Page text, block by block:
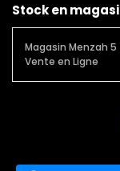
Stock en
Magasin Menzah 5
Vente en Ligne